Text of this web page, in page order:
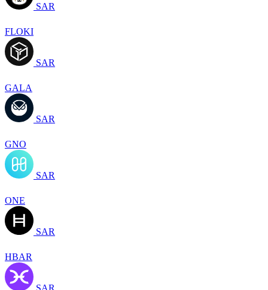
SAR
FLOKI
SAR
GALA
SAR
GNO
SAR
ONE
SAR
HBAR
SAR